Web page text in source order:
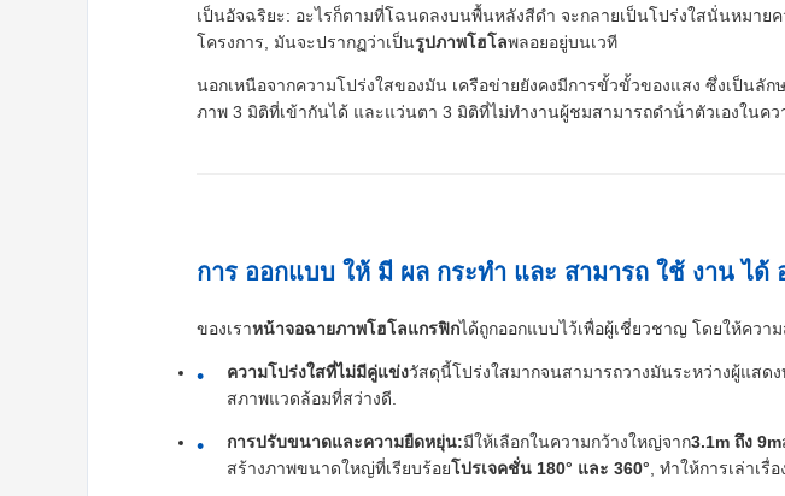
เป็นอัจฉริยะ: อะไรก็ตามที่โฉนดลงบนพื้นหลังสีดํา จะกลายเป็นโปร่งใสนั่นหมาย
โครงการ, มันจะปรากฏว่าเป็นรูปภาพโฮโลพลอยอยู่บนเวที
นอกเหนือจากความโปร่งใสของมัน เครือข่ายยังคงมีการขั้วขั้วของแสง ซึ่งเป็น
ภาพ 3 มิติที่เข้ากันได้ และแว่นตา 3 มิติที่ไม่ทํางานผู้ชมสามารถดําน้ําตัวเองในคว
การ ออกแบบ ให้ มี ผล กระทํา และ สามารถ ใช้ งาน ได้
ของเราหน้าจอฉายภาพโฮโลแกรฟิกได้ถูกออกแบบไว้เพื่อผู้เชี่ยวชาญ โดยให้คว
ความโปร่งใสที่ไม่มีคู่แข่งวัสดุนี้โปร่งใสมากจนสามารถวางมันระหว่างผู้แสด
สภาพแวดล้อมที่สว่างดี.
การปรับขนาดและความยืดหยุ่น:มีให้เลือกในความกว้างใหญ่จาก3.1m ถึง 9m
สร้างภาพขนาดใหญ่ที่เรียบร้อยโปรเจคชั่น 180° และ 360° , ทําให้การเล่าเ